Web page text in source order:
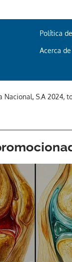
Política
Acerca de
S.A 2024,